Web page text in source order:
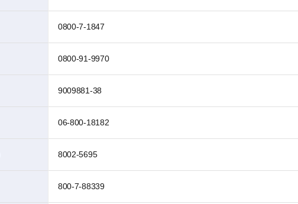
0800-7-1847
0800-91-9970
9009881-38
06-800-18182
8002-5695
800-7-88339